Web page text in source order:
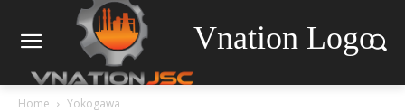
Vnation Logo
Home Yokogawa